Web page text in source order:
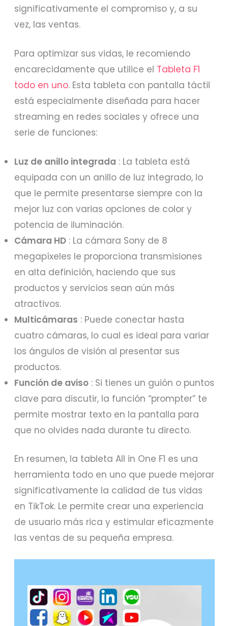
significativamente el compromiso y, a su
vez, las ventas.
Para optimizar sus vidas, le recomiendo
encarecidamente que utilice el Tableta F1
todo en uno. Esta tableta con pantalla táctil
está especialmente diseñada para hacer
streaming en redes sociales y ofrece una
serie de funciones:
Luz de anillo integrada : La tableta está
equipada con un anillo de luz integrado, lo
que le permite presentarse siempre con la
mejor luz con varias opciones de color y
potencia de iluminación.
Cámara HD : La cámara Sony de 8
megapíxeles le proporciona transmisiones
en alta definición, haciendo que sus
productos y servicios sean aún más
atractivos.
Multicámaras : Puede conectar hasta
cuatro cámaras, lo cual es ideal para variar
los ángulos de visión al presentar sus
productos.
Función de aviso : Si tienes un guión o puntos
clave para discutir, la función “prompter” te
permite mostrar texto en la pantalla para
que no olvides nada durante tu directo.
En resumen, la tableta All in One F1 es una
herramienta todo en uno que puede mejorar
significativamente la calidad de tus vidas
en TikTok. Le permite crear una experiencia
de usuario más rica y estimular eficazmente
las ventas de su pequeña empresa.